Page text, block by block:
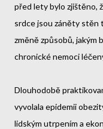
před lety bylo zjištěno,
srdce jsou záněty stěn
změně způsobů, jakým
chronické nemoci
Dlouhodobě
vyvolala epidemii
lidským utrpením a